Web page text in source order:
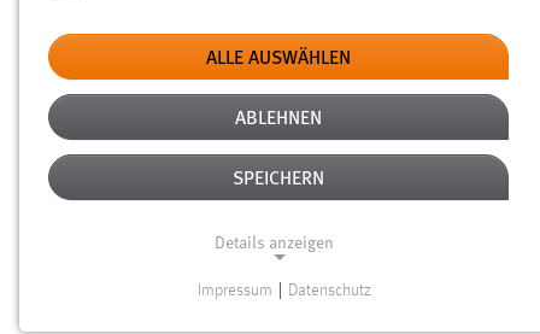
Typ
Erstellungsdatum
Alter
ALLE AUSWÄHLEN
ABLEHNEN
SPEICHERN
Details anzeigen
Impressum Datenschutz